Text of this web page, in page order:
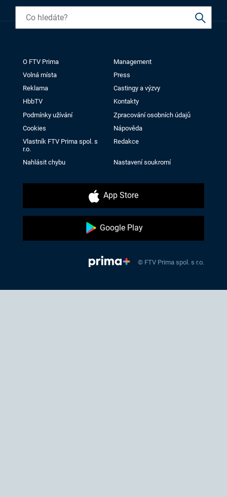
O FTV Prima
Management
Volná místa
Press
Reklama
Castingy a výzvy
HbbTV
Kontakty
Podmínky užívání
Zpracování osobních údajů
Cookies
Nápověda
Vlastník FTV Prima spol. s
r.o.
Redakce
Nahlásit chybu Nastavení soukromí
App Store
Google Play
© FTV Prima spol. s r.o.